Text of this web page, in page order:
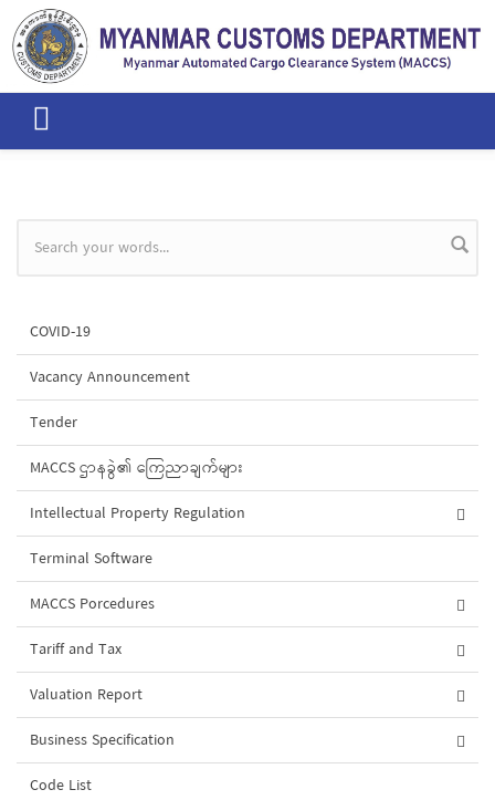
Skip to main content
Search form
COVID-19
Vacancy Announcement
Tender
MACCS ဌာနခွဲ၏ ကြေညာချက်များ
Intellectual Property Regulation
Terminal Software
MACCS Porcedures
Tariff and Tax
Valuation Report
Business Specification
Code List